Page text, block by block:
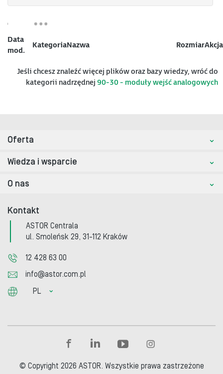
Data
mod.
KategoriaNazwa RozmiarAkcja
Jeśli chcesz znaleźć więcej plików oraz bazy wiedzy, wróć do
kategorii nadrzędnej 90-30 - moduły wejść analogowych
Oferta
Wiedza i wsparcie
O nas
Kontakt
ASTOR Centrala
ul. Smoleńsk 29, 31-112 Kraków
12 428 63 00
info@astor.com.pl
PL
© Copyright 2026 ASTOR. Wszystkie prawa zastrzeżone